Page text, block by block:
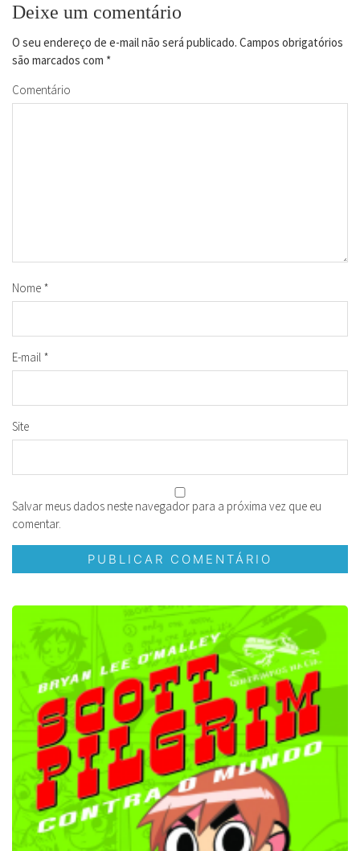
Deixe um comentário
O seu endereço de e-mail não será publicado. Campos obrigatórios
são marcados com *
Comentário
Nome *
E-mail *
Site
Salvar meus dados neste navegador para a próxima vez que eu
comentar.